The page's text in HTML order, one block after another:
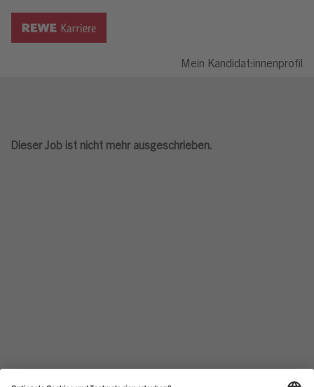
Mein Kandidat:innenprofil
Dieser Job ist nicht mehr ausgeschrieben.